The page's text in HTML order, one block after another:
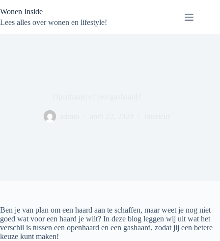
naar
de
Wonen Inside
Lees alles over wonen en lifestyle!
Ben je van plan om een haard aan te schaffen, maar weet je nog niet
goed wat voor een haard je wilt? In deze blog leggen wij uit wat het
verschil is tussen een openhaard en een gashaard, zodat jij een betere
keuze kunt maken!